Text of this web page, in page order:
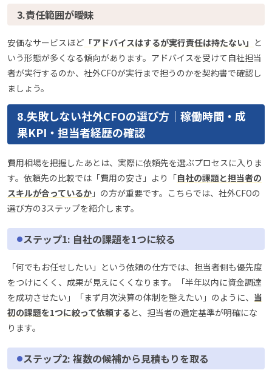
3.責任範囲が曖昧
安価なサービスほど 「アドバイスはするが実行責任は持たない」 と
いう形態が多くなる傾向があります。アドバイスを受けて自社担当
者が実行するのか、社外CFOが実行まで担うのかを契約書で確認し
ましょう。
8.失敗しない社外CFOの選び方｜稼働時間・成
果KPI・担当者経歴の確認
費用相場を把握したあとは、実際に依頼先を選ぶプロセスに入りま
す。依頼先の比較では「費用の安さ」より「自社の課題と担当者の
スキルが合っているか 」の方が重要です。こちらでは、社外CFOの
選び方の3ステップを紹介します。
ステップ1: 自社の課題を1つに絞る
「何でもお任せしたい」という依頼の仕方では、担当者側も優先度
をつけにくく、成果が見えにくくなります。「半年以内に資金調達
を成功させたい」「まず月次決算の体制を整えたい」のように、 当
初の課題を1つに絞って依頼する と、担当者の選定基準が明確にな
ります。
ステップ2: 複数の候補から見積もりを取る